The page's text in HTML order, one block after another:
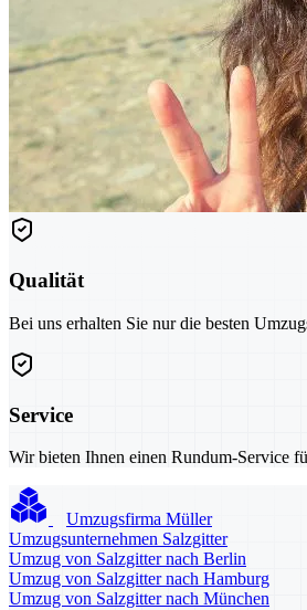
Qualität
Bei uns erhalten Sie nur die besten
Service
Wir bieten Ihnen einen Rundum-Service
Umzugsfirma Müller
Umzugsunternehmen Salzgitter
Umzug von Salzgitter nach Berlin
Umzug von Salzgitter nach Hamburg
Umzug von Salzgitter nach München